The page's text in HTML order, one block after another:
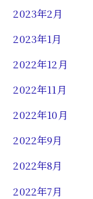
2023年2月
2023年1月
2022年12月
2022年11月
2022年10月
2022年9月
2022年8月
2022年7月